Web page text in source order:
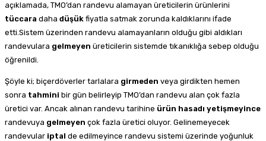
açıklamada, TMO’dan randevu alamayan üreticilerin ürünlerini
tüccara daha düşük fiyatla satmak zorunda kaldıklarını ifade
etti.Sistem üzerinden randevu alamayanların olduğu gibi aldıkları
randevulara gelmeyen üreticilerin sistemde tıkanıklığa sebep olduğu
öğrenildi.
Şöyle ki; biçerdöverler tarlalara girmeden veya girdikten hemen
sonra tahmini bir gün belirleyip TMO’dan randevu alan çok fazla
üretici var. Ancak alınan randevu tarihine ürün hasadı yetişmeyince
randevuya gelmeyen çok fazla üretici oluyor. Gelinemeyecek
randevular iptal de edilmeyince randevu sistemi üzerinde yoğunluk